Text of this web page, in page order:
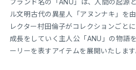
ル文明古代の異星人「アヌンナキ」を
レクター村田倫子がコレクションごと
成長をしていく主人公「ANU」の物語
ーリーを表すアイテムを展開いたします